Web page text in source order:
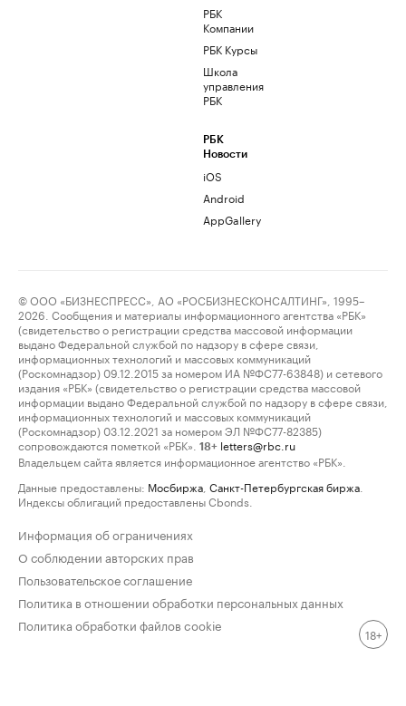
РБК
Компании
РБК Курсы
Школа
управления
РБК
РБК
Новости
iOS
Android
AppGallery
© ООО «БИЗНЕСПРЕСС», АО «РОСБИЗНЕСКОНСАЛТИНГ», 1995–
2026. Сообщения и материалы информационного агентства «РБК»
(свидетельство о регистрации средства массовой информации
выдано Федеральной службой по надзору в сфере связи,
информационных технологий и массовых коммуникаций
(Роскомнадзор) 09.12.2015 за номером ИА №ФС77-63848) и сетевого
издания «РБК» (свидетельство о регистрации средства массовой
информации выдано Федеральной службой по надзору в сфере связи,
информационных технологий и массовых коммуникаций
(Роскомнадзор) 03.12.2021 за номером ЭЛ №ФС77-82385)
сопровождаются пометкой «РБК».
18+ letters@rbc.ru
Владельцем сайта является информационное агентство «РБК».
Данные предоставлены: Мосбиржа Санкт-Петербургская биржа
Индексы облигаций предоставлены Cbonds.
Информация об ограничениях
О соблюдении авторских прав
Пользовательское соглашение
Политика в отношении обработки персональных данных
Политика обработки файлов cookie
18+